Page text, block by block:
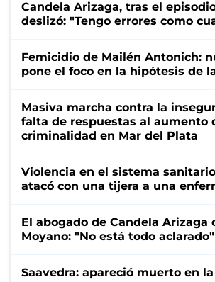
Candela Arizaga, tras el
deslizó: "Tengo errores como
Femicidio de Mailén Antonich:
pone el foco en la hipótesis de
Masiva marcha contra la
falta de respuestas al aumento
criminalidad en Mar del Plata
Violencia en el sistema
atacó con una tijera a una
El abogado de Candela Arizaga
Moyano: "No está todo aclarado"
Saavedra: apareció muerto en